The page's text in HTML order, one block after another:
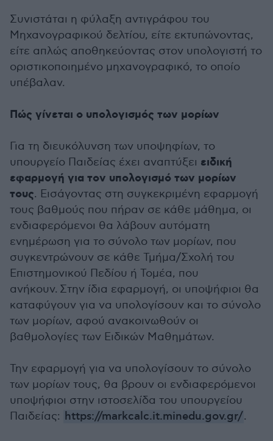
Συνιστάται η φύλαξη αντιγράφου του
Μηχανογραφικού δελτίου, είτε εκτυπώνοντας,
είτε απλώς αποθηκεύοντας στον υπολογιστή το
οριστικοποιημένο μηχανογραφικό, το οποίο
υπέβαλαν.
Πώς γίνεται ο υπολογισμός των μορίων
Για τη διευκόλυνση των υποψηφίων, το
υπουργείο Παιδείας έχει αναπτύξει ειδική
εφαρμογή για τον υπολογισμό των μορίων
τους. Εισάγοντας στη συγκεκριμένη εφαρμογή
τους βαθμούς που πήραν σε κάθε μάθημα, οι
ενδιαφερόμενοι θα λάβουν αυτόματη
ενημέρωση για το σύνολο των μορίων, που
συγκεντρώνουν σε κάθε Τμήμα/Σχολή του
Επιστημονικού Πεδίου ή Τομέα, που
ανήκουν. Στην ίδια εφαρμογή, οι υποψήφιοι θα
καταφύγουν για να υπολογίσουν και το σύνολο
των μορίων, αφού ανακοινωθούν οι
βαθμολογίες των Ειδικών Μαθημάτων.
Την εφαρμογή για να υπολογίσουν το σύνολο
των μορίων τους, θα βρουν οι ενδιαφερόμενοι
υποψήφιοι στην ιστοσελίδα του υπουργείου
Παιδείας: https://markcalc.it.minedu.gov.gr/.